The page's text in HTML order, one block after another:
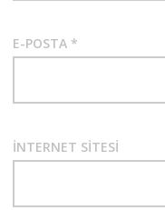
E-POSTA *
İNTERNET SITESI